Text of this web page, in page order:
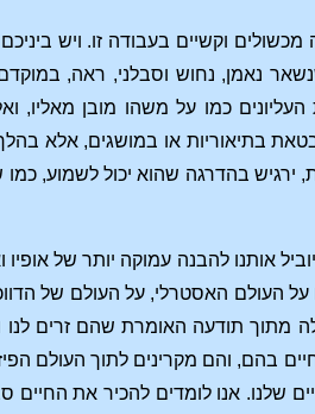
וקשיים בעבודה זו. ויש
נאמן, נחוש וסבלני, ראה,
כמו על משהו מובן מאליו,
בתיאוריות או במושגים, אלא
בהדרגה שהוא יכול לשמוע, כמו
אותנו להבנה עמוקה יותר של אופיו
העולם האסטרלי, על העולם של
מתוך תודעה האומרת שהם זרים
בהם, והם מקרינים לתוך העולם
שלנו. אנו לומדים להכיר את החיים